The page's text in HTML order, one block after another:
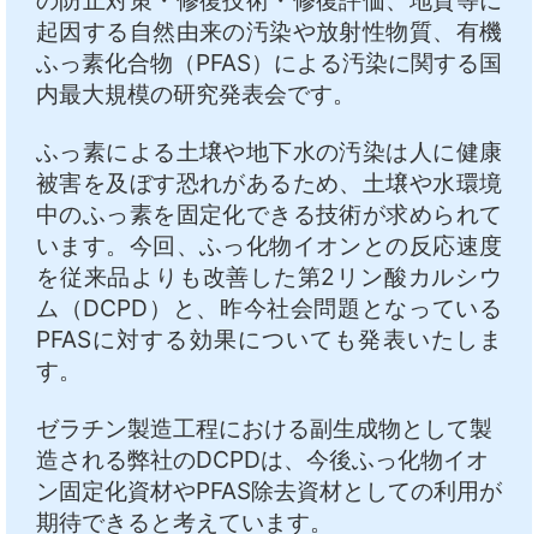
起因する自然由来の汚染や放射性物質、有機
ふっ素化合物（PFAS）による汚染に関する国
内最大規模の研究発表会です。
ふっ素による土壌や地下水の汚染は人に健康
被害を及ぼす恐れがあるため、土壌や水環境
中のふっ素を固定化できる技術が求められて
います。今回、ふっ化物イオンとの反応速度
を従来品よりも改善した第2リン酸カルシウ
ム（DCPD）と、昨今社会問題となっている
PFASに対する効果についても発表いたしま
す。
ゼラチン製造工程における副生成物として製
造される弊社のDCPDは、今後ふっ化物イオ
ン固定化資材やPFAS除去資材としての利用が
期待できると考えています。